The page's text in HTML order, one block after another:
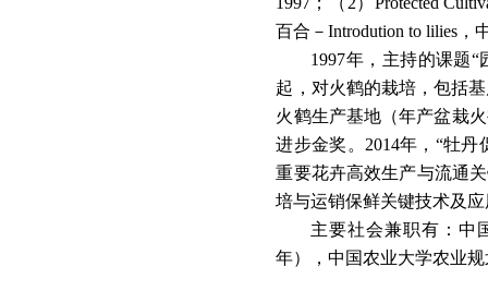
百合 －Introdution to lilies ，
1997年，主持的课题“
起，对火鹤的栽培，包括
火鹤生产基地（年产盆栽火
进步金奖 。 2014年 ， “牡丹
重要花卉高效生产与流通
培与运销保鲜关键技术及应
主要社会兼职有：中
年），中国农业大学农业